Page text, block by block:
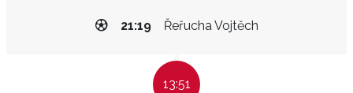
Řeřucha Vojtěch
21:19
13:51